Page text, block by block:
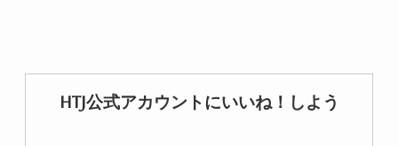
HTJ公式アカウントにいいね！しよう